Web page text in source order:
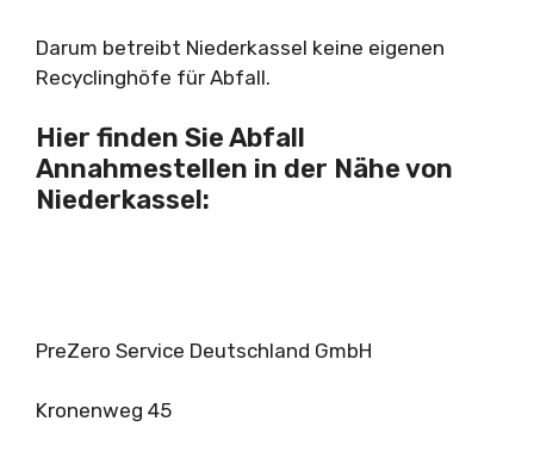
Darum betreibt Niederkassel keine eigenen
Recyclinghöfe für Abfall.
Hier finden Sie Abfall
Annahmestellen in der Nähe von
Niederkassel:
PreZero Service Deutschland GmbH
Kronenweg 45